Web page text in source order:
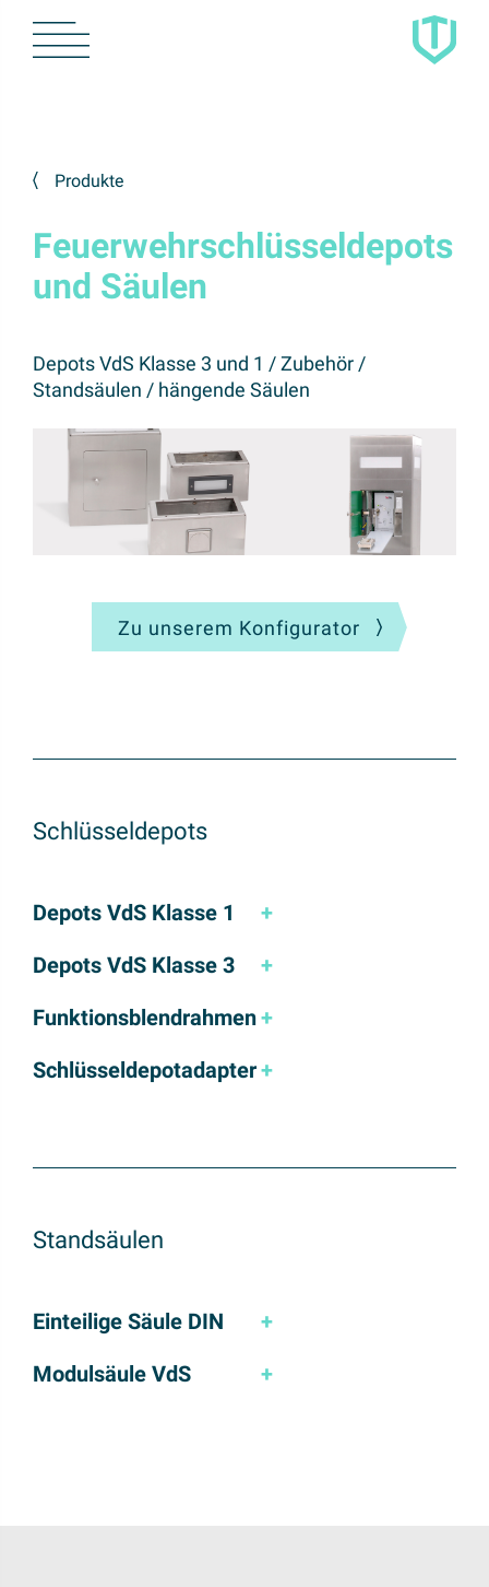
Produkte
Feuerwehrschlüsseldepots
und Säulen
Depots VdS Klasse 3 und 1 / Zubehör /
Standsäulen / hängende Säulen
Zu unserem Konfigurator
Schlüsseldepots
Depots VdS Klasse 1
+
Depots VdS Klasse 3
+
Funktionsblendrahmen+
Schlüsseldepotadapter+
Standsäulen
Einteilige Säule DIN
+
Modulsäule VdS
+